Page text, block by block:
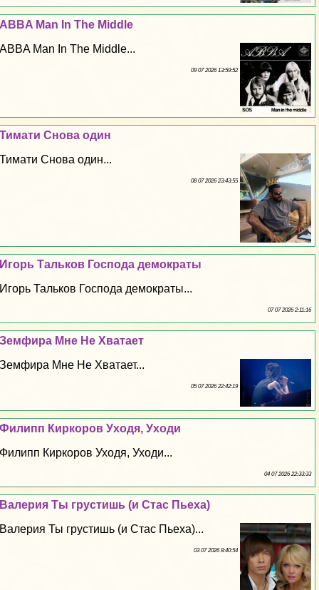
ABBA Man In The Middle
ABBA Man In The Middle...
09 07 2026 13:59:52
Тимати Снова один
Тимати Снова один...
08 07 2026 23:43:55
Игорь Тальков Господа демократы
Игорь Тальков Господа демократы...
07 07 2026 2:11:16
Земфира Мне Не Хватает
Земфира Мне Не Хватает...
05 07 2026 22:42:19
Филипп Киркоров Уходя, Уходи
Филипп Киркоров Уходя, Уходи...
04 07 2026 22:33:33
Валерия Ты грустишь (и Стас Пьеха)
Валерия Ты грустишь (и Стас Пьеха)...
03 07 2026 8:40:54